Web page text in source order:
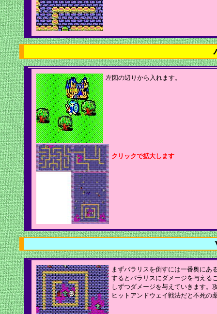
左図の辺りから入れます。
クリックで拡大します
まずバラリスを倒すには一番奥にあ
するとバラリスにダメージを与える
しずつダメージを与えていきます。
ヒットアンドウェイ戦法だと不死の